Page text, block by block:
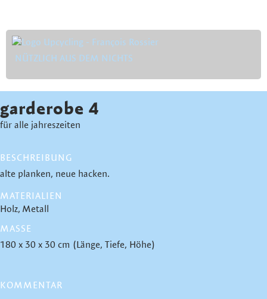
NÜTZLICH AUS DEM NICHTS
garderobe 4
für alle jahreszeiten
BESCHREIBUNG
alte planken, neue hacken.
MATERIALIEN
Holz Metall
MASSE
180 x 30 x 30 cm (Länge, Tiefe, Höhe)
KOMMENTAR